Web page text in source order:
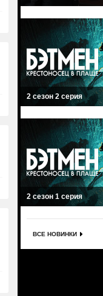
2 сезон 2 серия
2 сезон 1 серия
ВСЕ НОВИНКИ